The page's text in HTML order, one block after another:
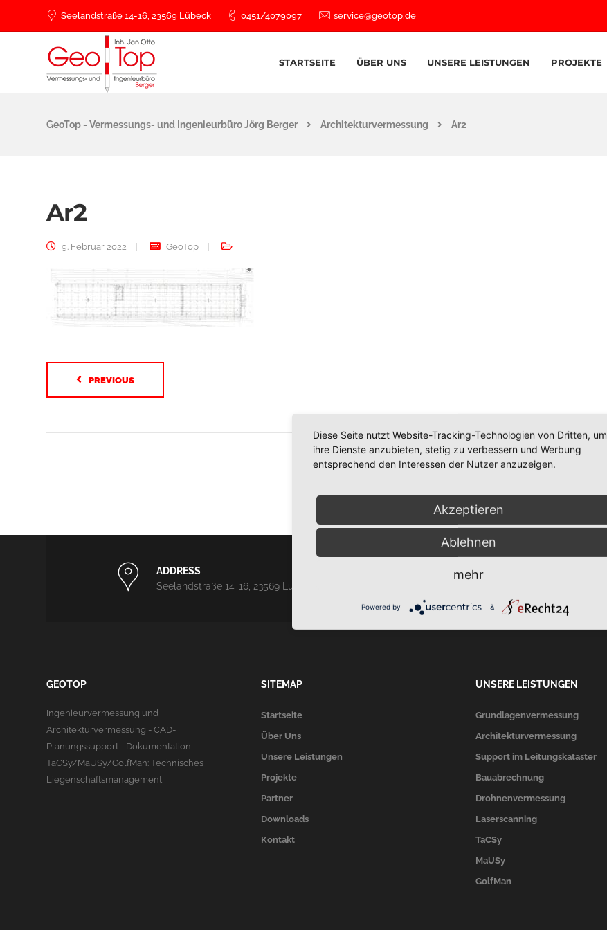
Seelandstraße 14-16, 23569 Lübeck 0451/4079097 service@geotop.de
STARTSEITE ÜBER UNS UNSERE LEISTUNGEN PROJEKTE
GeoTop - Vermessungs- und Ingenieurbüro Jörg Berger Architekturvermessung Ar2
Ar2
9. Februar 2022 GeoTop
PREVIOUS
ADDRESS
Seelandstraße 14-16, 23569 Lübeck
GEOTOP
Ingenieurvermessung und
Architekturvermessung - CAD-
Planungssupport - Dokumentation
TaCSy/MaUSy/GolfMan: Technisches
Liegenschaftsmanagement
SITEMAP
Startseite
Über Uns
Unsere Leistungen
Projekte
Partner
Downloads
Kontakt
UNSERE LEISTUNGEN
Grundlagenvermessung
Architekturvermessung
Support im Leitungskataster
Bauabrechnung
Drohnenvermessung
Laserscanning
TaCSy
MaUSy
GolfMan
Diese Seite nutzt Website-Tracking-Technologien von Dritten, um
ihre Dienste anzubieten, stetig zu verbessern und Werbung
entsprechend den Interessen der Nutzer anzuzeigen.
Akzeptieren
Ablehnen
mehr
Powered by &